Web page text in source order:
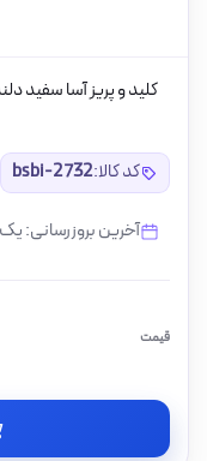
کلید و پریز آسا سفید
کد کالا:bsbi-2732
آخرین بروزرسانی:
قیمت